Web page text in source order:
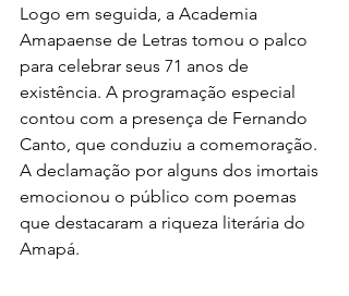
Logo em seguida, a Academia
Amapaense de Letras tomou o palco
para celebrar seus 71 anos de
existência. A programação especial
contou com a presença de Fernando
Canto, que conduziu a comemoração.
A declamação por alguns dos imortais
emocionou o público com poemas
que destacaram a riqueza literária do
Amapá.